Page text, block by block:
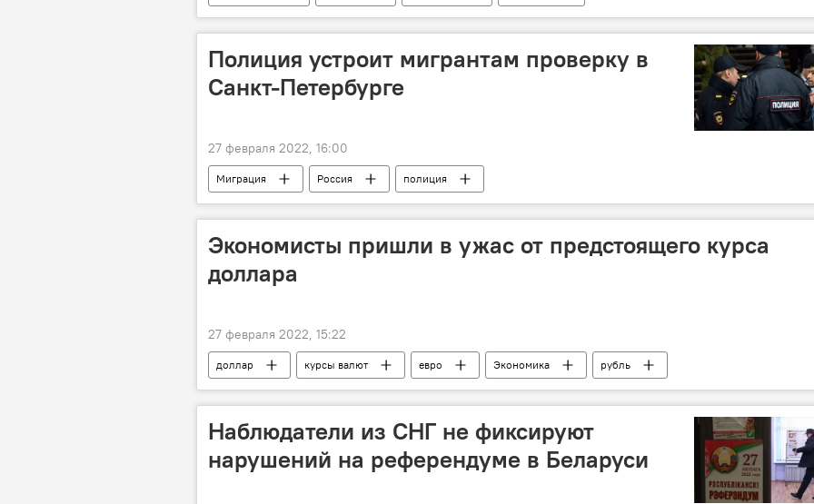
Полиция устроит мигрантам проверку в
Санкт-Петербурге
27 февраля 2022, 16:00
Миграция Россия полиция
Экономисты пришли в ужас от предстоящего курса
доллара
27 февраля 2022, 15:22
доллар курсы валют евро Экономика рубль
Наблюдатели из СНГ не фиксируют
нарушений на референдуме в Беларуси